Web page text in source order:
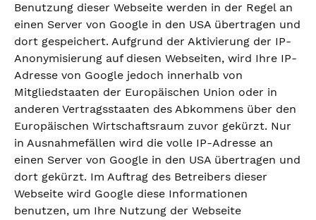
Benutzung dieser Webseite werden in der Regel an
einen Server von Google in den USA übertragen und
dort gespeichert. Aufgrund der Aktivierung der IP-
Anonymisierung auf diesen Webseiten, wird Ihre IP-
Adresse von Google jedoch innerhalb von
Mitgliedstaaten der Europäischen Union oder in
anderen Vertragsstaaten des Abkommens über den
Europäischen Wirtschaftsraum zuvor gekürzt. Nur
in Ausnahmefällen wird die volle IP-Adresse an
einen Server von Google in den USA übertragen und
dort gekürzt. Im Auftrag des Betreibers dieser
Webseite wird Google diese Informationen
benutzen, um Ihre Nutzung der Webseite